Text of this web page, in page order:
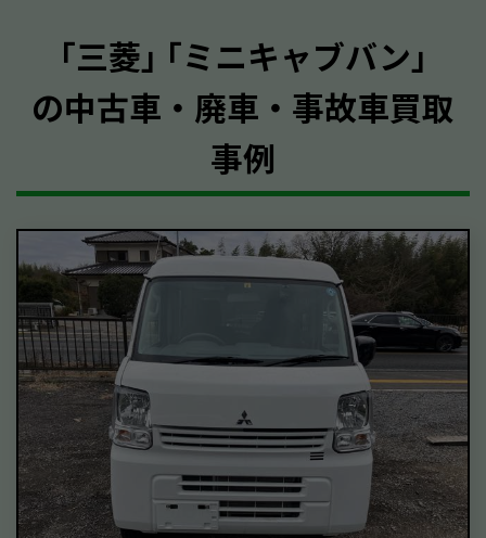
｢三菱｣ ｢ミニキャブバン｣
の中古車・廃車・事故車買取
事例